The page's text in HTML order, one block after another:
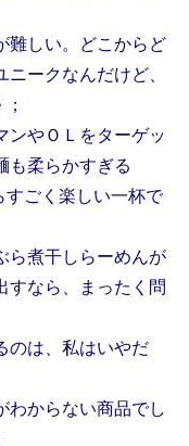
難しい。どこからど
ークなんだけど、
ンやＯＬをターゲッ
も柔らかすぎる
ごく楽しい一杯で
ら煮干しらーめんが
すなら、まったく問
のは、私はいやだ
わからない商品でし